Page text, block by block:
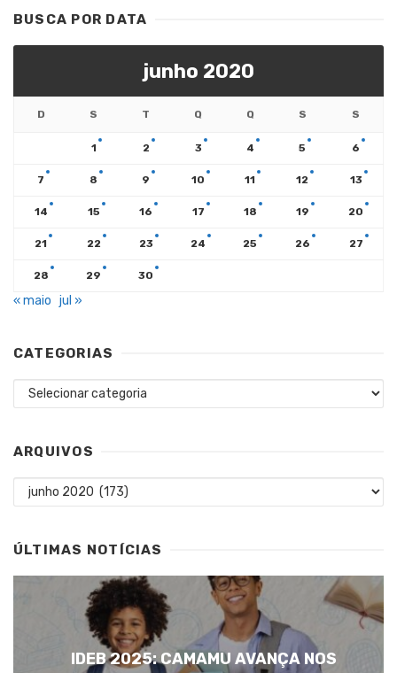
BUSCA POR DATA
junho 2020
D S T Q Q S S
1 2 3 4 5 6
7 8 9 10 11 12 13
14 15 16 17 18 19 20
21 22 23 24 25 26 27
28 29 30
« maio jul »
CATEGORIAS
Categorias
ARQUIVOS
Arquivos
ÚLTIMAS NOTÍCIAS
IDEB 2025: CAMAMU AVANÇA NOS